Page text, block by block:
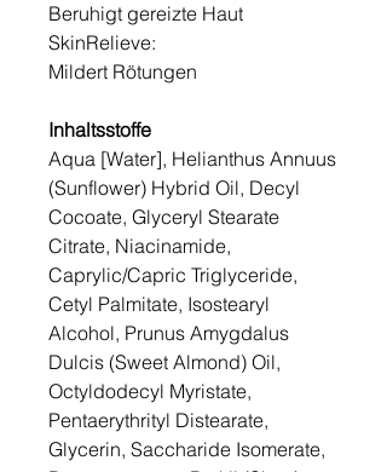
Beruhigt gereizte Haut
SkinRelieve:
Mildert Rötungen
Inhaltsstoffe
Aqua [Water], Helianthus Annuus
(Sunflower) Hybrid Oil, Decyl
Cocoate, Glyceryl Stearate
Citrate, Niacinamide,
Caprylic/Capric Triglyceride,
Cetyl Palmitate, Isostearyl
Alcohol, Prunus Amygdalus
Dulcis (Sweet Almond) Oil,
Octyldodecyl Myristate,
Pentaerythrityl Distearate,
Glycerin, Saccharide Isomerate,